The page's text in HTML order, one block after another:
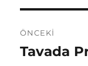
ÖNCEKI
Önceki
Tavada